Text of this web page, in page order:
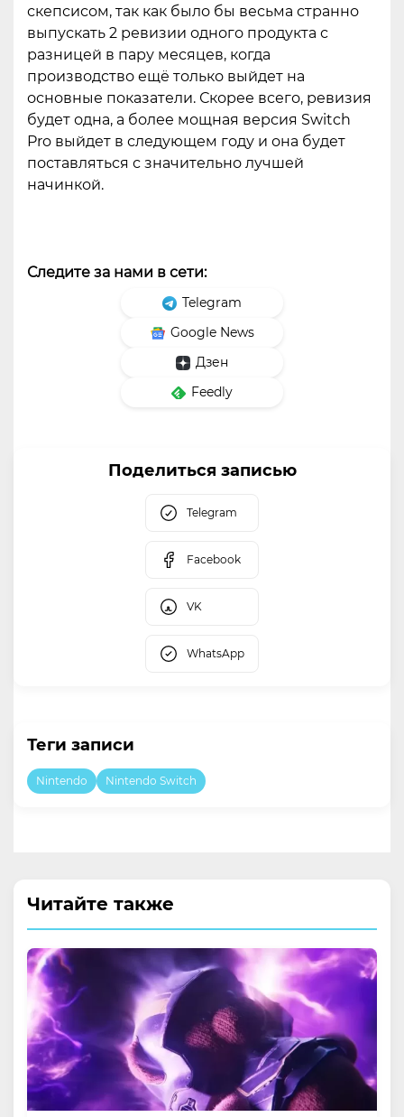
скепсисом, так как было бы весьма странно
выпускать 2 ревизии одного продукта с
разницей в пару месяцев, когда
производство ещё только выйдет на
основные показатели. Скорее всего, ревизия
будет одна, а более мощная версия Switch
Pro выйдет в следующем году и она будет
поставляться с значительно лучшей
начинкой.
Следите за нами в сети:
Telegram
Google News
Дзен
Feedly
Поделиться записью
Telegram
Facebook
VK
WhatsApp
Теги записи
Nintendo Nintendo Switch
Читайте также